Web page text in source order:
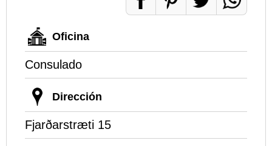
Oficina
Consulado
Dirección
Fjarðarstræti 15